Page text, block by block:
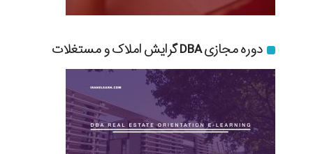
دوره مجازی DBA گرایش املاک و مستغلات